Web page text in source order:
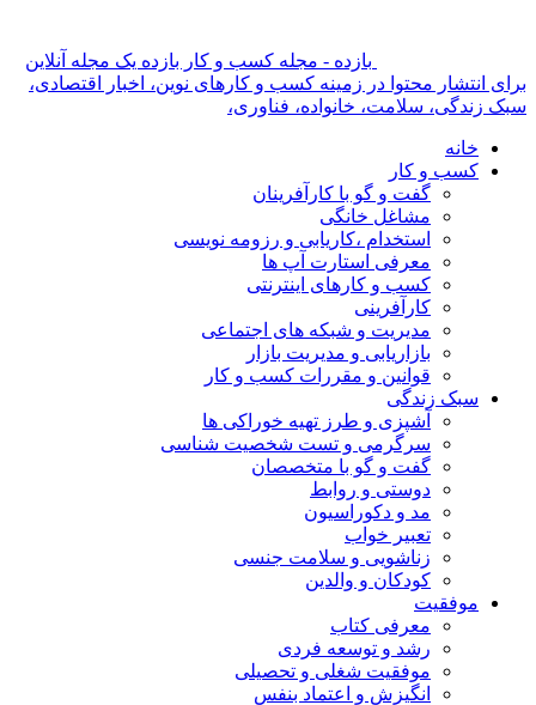
بازده - مجله کسب و کار بازده یک مجله آنلاین
برای انتشار محتوا در زمینه کسب و کارهای نوین، اخبار اقتصادی،
سبک زندگی، سلامت، خانواده، فناوری،
خانه
کسب و کار
گفت و گو با کارآفرینان
مشاغل خانگی
استخدام ،کاریابی و رزومه نویسی
معرفی استارت آپ ها
کسب و کارهای اینترنتی
کارآفرینی
مدیریت و شبکه های اجتماعی
بازاریابی و مدیریت بازار
قوانین و مقررات کسب و کار
سبک زندگی
آشپزی و طرز تهیه خوراکی ها
سرگرمی و تست شخصیت شناسی
گفت و گو با متخصصان
دوستی و روابط
مد و دکوراسیون
تعبیر خواب
زناشویی و سلامت جنسی
کودکان و والدین
موفقیت
معرفی کتاب
رشد و توسعه فردی
موفقیت شغلی و تحصیلی
انگیزش و اعتماد بنفس